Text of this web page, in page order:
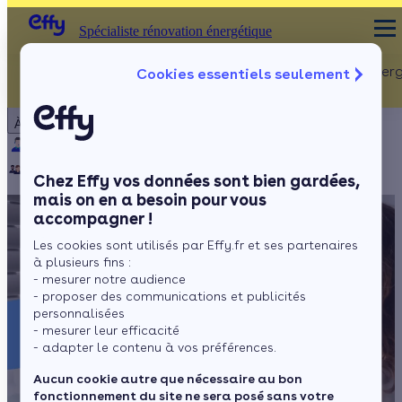
Cookies essentiels seulement
Chez Effy vos données sont bien gardées,
mais on en a besoin pour vous
accompagner !
Les cookies sont utilisés par Effy.fr et ses partenaires
à plusieurs fins :
- mesurer notre audience
- proposer des communications et publicités
personnalisées
- mesurer leur efficacité
- adapter le contenu à vos préférences.
Aucun cookie autre que nécessaire au bon
fonctionnement du site ne sera posé sans votre
À propos
Notre équipe
Rejoignez-nous Presse
Spécialiste rénovation énergétique Rénovation
Murs
Sols
Spécialiste rénovation énergétique